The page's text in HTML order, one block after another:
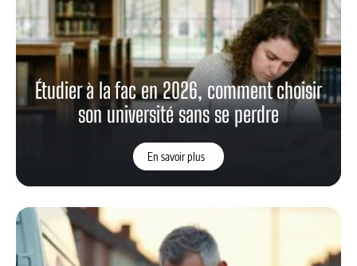
Étudier à la fac en 2026, comment choisir
son université sans se perdre
En savoir plus